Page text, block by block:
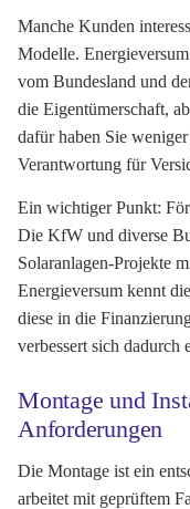
Manche Kunden
Modelle.
vom Bundesland und
die Eigentümerschaft,
dafür haben Sie
Verantwortung für
Ein wichtiger Punkt:
Die KfW und diverse
Solaranlagen-Projekte
Energieversum kennt
diese in die
verbessert sich dadurch
Montage und
Anforderungen
Die Montage ist ein
arbeitet mit geprüftem